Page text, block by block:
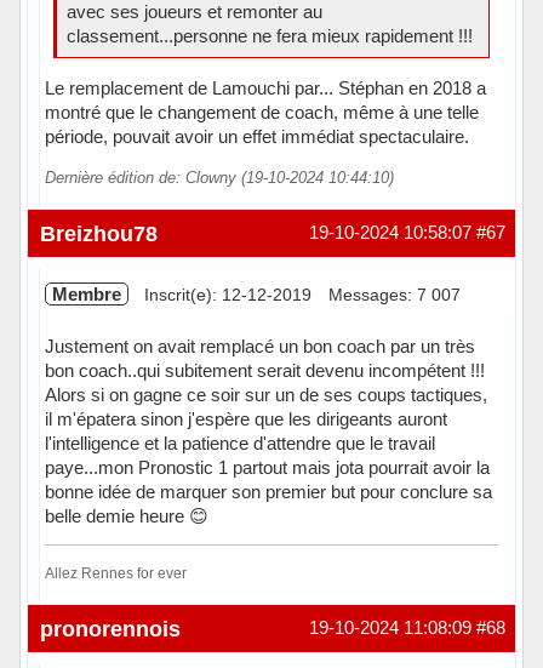
avec ses joueurs et remonter au
classement...personne ne fera mieux rapidement !!!
Le remplacement de Lamouchi par... Stéphan en 2018 a
montré que le changement de coach, même à une telle
période, pouvait avoir un effet immédiat spectaculaire.
Dernière édition de: Clowny (19-10-2024 10:44:10)
Hors ligne #67
19-10-2024 10:58:07
Breizhou78
Membre Inscrit(e): 12-12-2019 Messages: 7 007
Justement on avait remplacé un bon coach par un très
bon coach..qui subitement serait devenu incompétent !!!
Alors si on gagne ce soir sur un de ses coups tactiques,
il m'épatera sinon j'espère que les dirigeants auront
l'intelligence et la patience d'attendre que le travail
paye...mon Pronostic 1 partout mais jota pourrait avoir la
bonne idée de marquer son premier but pour conclure sa
belle demie heure 😊
Allez Rennes for ever
Hors ligne #68
19-10-2024 11:08:09
pronorennois